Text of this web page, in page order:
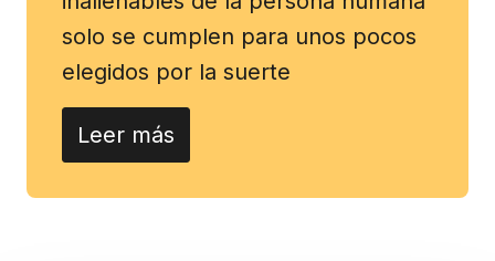
solo se cumplen para unos pocos
elegidos por la suerte
Leer más